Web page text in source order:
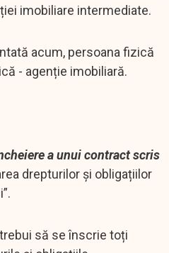
imobiliare intermediate.
acum, persoana fizică
- agenție imobiliară.
a unui contract scris
drepturilor și obligațiilor
să se înscrie toți